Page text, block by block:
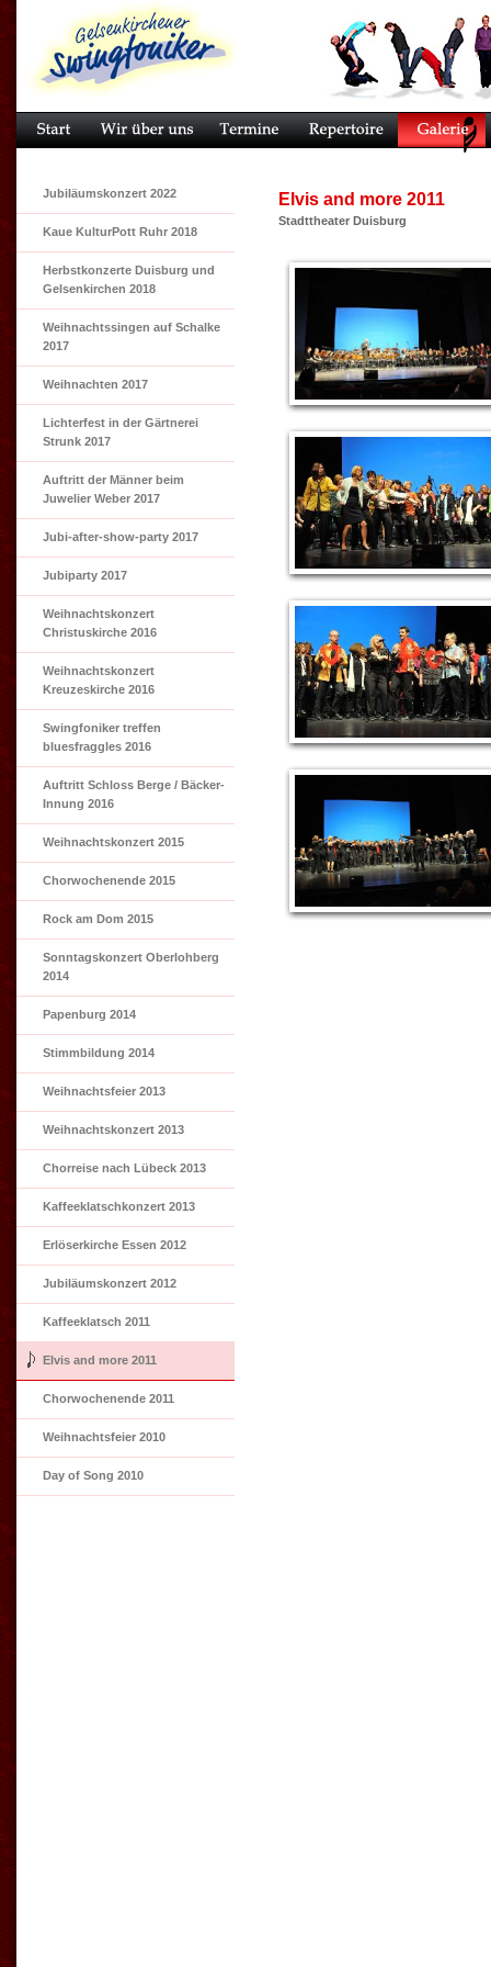
Jubiläumskonzert 2022
Kaue KulturPott Ruhr 2018
Herbstkonzerte Duisburg und
Gelsenkirchen 2018
Weihnachtssingen auf Schalke
2017
Weihnachten 2017
Lichterfest in der Gärtnerei
Strunk 2017
Auftritt der Männer beim
Juwelier Weber 2017
Jubi-after-show-party 2017
Jubiparty 2017
Weihnachtskonzert
Christuskirche 2016
Weihnachtskonzert
Kreuzeskirche 2016
Swingfoniker treffen
bluesfraggles 2016
Auftritt Schloss Berge / Bäcker-
Innung 2016
Weihnachtskonzert 2015
Chorwochenende 2015
Rock am Dom 2015
Sonntagskonzert Oberlohberg
2014
Papenburg 2014
Stimmbildung 2014
Weihnachtsfeier 2013
Weihnachtskonzert 2013
Chorreise nach Lübeck 2013
Kaffeeklatschkonzert 2013
Erlöserkirche Essen 2012
Jubiläumskonzert 2012
Kaffeeklatsch 2011
Elvis and more 2011
Chorwochenende 2011
Weihnachtsfeier 2010
Day of Song 2010
Elvis and more 2011
Stadttheater Duisburg